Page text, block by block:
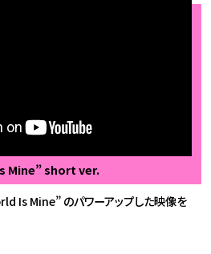
Mine” short ver.
Is Mine” のパワーアップした映像を